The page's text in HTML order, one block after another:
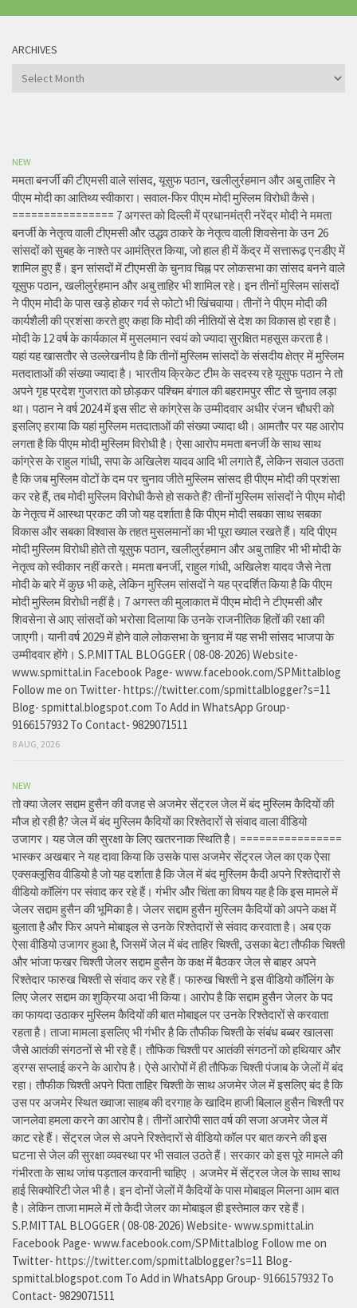
ARCHIVES
Archives
NEW
ममता बनर्जी की टीएमसी वाले सांसद, यूसुफ पठान, खलीलुर्रहमान और अबु ताहिर ने
पीएम मोदी का आतिथ्य स्वीकारा। सवाल-फिर पीएम मोदी मुस्लिम विरोधी कैसे।
================ 7 अगस्त को दिल्ली में प्रधानमंत्री नरेंद्र मोदी ने ममता
बनर्जी के नेतृत्व वाली टीएमसी और उद्धव ठाकरे के नेतृत्व वाली शिवसेना के उन 26
सांसदों को सुबह के नाश्ते पर आमंत्रित किया, जो हाल ही में केंद्र में सत्तारूढ़ एनडीए में
शामिल हुए हैं। इन सांसदों में टीएमसी के चुनाव चिह्न पर लोकसभा का सांसद बनने वाले
यूसुफ पठान, खलीलुर्रहमान और अबु ताहिर भी शामिल रहे। इन तीनों मुस्लिम सांसदों
ने पीएम मोदी के पास खड़े होकर गर्व से फोटो भी खिंचवाया। तीनों ने पीएम मोदी की
कार्यशैली की प्रशंसा करते हुए कहा कि मोदी की नीतियों से देश का विकास हो रहा है।
मोदी के 12 वर्ष के कार्यकाल में मुसलमान स्वयं को ज्यादा सुरक्षित महसूस करता है।
यहां यह खासतौर से उल्लेखनीय है कि तीनों मुस्लिम सांसदों के संसदीय क्षेत्र में मुस्लिम
मतदाताओं की संख्या ज्यादा है। भारतीय क्रिकेट टीम के सदस्य रहे यूसुफ पठान ने तो
अपने गृह प्रदेश गुजरात को छोड़कर पश्चिम बंगाल की बहरामपुर सीट से चुनाव लड़ा
था। पठान ने वर्ष 2024 में इस सीट से कांग्रेस के उम्मीदवार अधीर रंजन चौधरी को
इसलिए हराया कि यहां मुस्लिम मतदाताओं की संख्या ज्यादा थी। आमतौर पर यह आरोप
लगता है कि पीएम मोदी मुस्लिम विरोधी है। ऐसा आरोप ममता बनर्जी के साथ साथ
कांग्रेस के राहुल गांधी, सपा के अखिलेश यादव आदि भी लगाते हैं, लेकिन सवाल उठता
है कि जब मुस्लिम वोटों के दम पर चुनाव जीते मुस्लिम सांसद ही पीएम मोदी की प्रशंसा
कर रहे हैं, तब मोदी मुस्लिम विरोधी कैसे हो सकते हैं? तीनों मुस्लिम सांसदों ने पीएम मोदी
के नेतृत्व में आस्था प्रकट की जो यह दर्शाता है कि पीएम मोदी सबका साथ सबका
विकास और सबका विश्वास के तहत मुसलमानों का भी पूरा ख्याल रखते हैं। यदि पीएम
मोदी मुस्लिम विरोधी होते तो यूसुफ पठान, खलीलुर्रहमान और अबु ताहिर भी भी मोदी के
नेतृत्व को स्वीकार नहीं करते। ममता बनर्जी, राहुल गांधी, अखिलेश यादव जैसे नेता
मोदी के बारे में कुछ भी कहे, लेकिन मुस्लिम सांसदों ने यह प्रदर्शित किया है कि पीएम
मोदी मुस्लिम विरोधी नहीं है। 7 अगस्त की मुलाकात में पीएम मोदी ने टीएमसी और
शिवसेना से आए सांसदों को भरोसा दिलाया कि उनके राजनीतिक हितों की रक्षा की
जाएगी। यानी वर्ष 2029 में होने वाले लोकसभा के चुनाव में यह सभी सांसद भाजपा के
उम्मीदवार होंगे। S.P.MITTAL BLOGGER ( 08-08-2026) Website-
www.spmittal.in Facebook Page- www.facebook.com/SPMittalblog
Follow me on Twitter- https://twitter.com/spmittalblogger?s=11
Blog- spmittal.blogspot.com To Add in WhatsApp Group-
9166157932 To Contact- 9829071511
8 AUG, 2026
NEW
तो क्या जेलर सद्दाम हुसैन की वजह से अजमेर सेंट्रल जेल में बंद मुस्लिम कैदियों की
मौज हो रही है? जेल में बंद मुस्लिम कैदियों का रिश्तेदारों से संवाद वाला वीडियो
उजागर। यह जेल की सुरक्षा के लिए खतरनाक स्थिति है। ================
भास्कर अखबार ने यह दावा किया कि उसके पास अजमेर सेंट्रल जेल का एक ऐसा
एक्सक्लूसिव वीडियो है जो यह दर्शाता है कि जेल में बंद मुस्लिम कैदी अपने रिश्तेदारों से
वीडियो कॉलिंग पर संवाद कर रहे हैं। गंभीर और चिंता का विषय यह है कि इस मामले में
जेलर सद्दाम हुसैन की भूमिका है। जेलर सद्दाम हुसैन मुस्लिम कैदियों को अपने कक्ष में
बुलाता है और फिर अपने मोबाइल से उनके रिश्तेदारों से संवाद करवाता है। अब एक
ऐसा वीडियो उजागर हुआ है, जिसमें जेल में बंद ताहिर चिश्ती, उसका बेटा तौफीक चिश्ती
और भांजा फखर चिश्ती जेलर सद्दाम हुसैन के कक्ष में बैठकर जेल से बाहर अपने
रिश्तेदार फारुख चिश्ती से संवाद कर रहे हैं। फारुख चिश्ती ने इस वीडियो कॉलिंग के
लिए जेलर सद्दाम का शुक्रिया अदा भी किया। आरोप है कि सद्दाम हुसैन जेलर के पद
का फायदा उठाकर मुस्लिम कैदियों की बात मोबाइल पर उनके रिश्तेदारों से करवाता
रहता है। ताजा मामला इसलिए भी गंभीर है कि तौफीक चिश्ती के संबंध बब्बर खालसा
जैसे आतंकी संगठनों से भी रहे हैं। तौफिक चिश्ती पर आतंकी संगठनों को हथियार और
ड्रग्स सप्लाई करने के आरोप है। ऐसे आरोपों में ही तौफिक चिश्ती पंजाब के जेलों में बंद
रहा। तौफीक चिश्ती अपने पिता ताहिर चिश्ती के साथ अजमेर जेल में इसलिए बंद है कि
उस पर अजमेर स्थित ख्वाजा साहब की दरगाह के खादिम हाजी बिलाल हुसैन चिश्ती पर
जानलेवा हमला करने का आरोप है। तीनों आरोपी सात वर्ष की सजा अजमेर जेल में
काट रहे हैं। सेंट्रल जेल से अपने रिश्तेदारों से वीडियो कॉल पर बात करने की इस
घटना से जेल की सुरक्षा व्यवस्था पर भी सवाल उठते हैं। सरकार को इस पूरे मामले की
गंभीरता के साथ जांच पड़ताल करवानी चाहिए । अजमेर में सेंट्रल जेल के साथ साथ
हाई सिक्योरिटी जेल भी है। इन दोनों जेलों में कैदियों के पास मोबाइल मिलना आम बात
है। लेकिन ताजा मामले में तो कैदी जेलर का मोबाइल ही इस्तेमाल कर रहे हैं।
S.P.MITTAL BLOGGER ( 08-08-2026) Website- www.spmittal.in
Facebook Page- www.facebook.com/SPMittalblog Follow me on
Twitter- https://twitter.com/spmittalblogger?s=11 Blog-
spmittal.blogspot.com To Add in WhatsApp Group- 9166157932 To
Contact- 9829071511